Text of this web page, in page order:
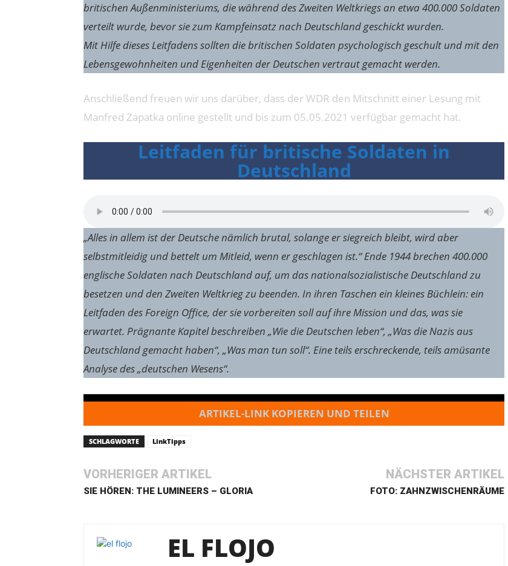
britischen Außenministeriums, die während des Zweiten Weltkriegs an etwa 400.000 Soldaten
verteilt wurde, bevor sie zum Kampfeinsatz nach Deutschland geschickt wurden.
Mit Hilfe dieses Leitfadens sollten die britischen Soldaten psychologisch geschult und mit den
Lebensgewohnheiten und Eigenheiten der Deutschen vertraut gemacht werden.
Anschließend freuen wir uns darüber, dass der WDR den Mitschnitt einer Lesung mit
Manfred Zapatka online gestellt und bis zum 05.05.2021 verfügbar gemacht hat.
Leitfaden für britische Soldaten in
Deutschland
„Alles in allem ist der Deutsche nämlich brutal, solange er siegreich bleibt, wird aber
selbstmitleidig und bettelt um Mitleid, wenn er geschlagen ist.“ Ende 1944 brechen 400.000
englische Soldaten nach Deutschland auf, um das nationalsozialistische Deutschland zu
besetzen und den Zweiten Weltkrieg zu beenden. In ihren Taschen ein kleines Büchlein: ein
Leitfaden des Foreign Office, der sie vorbereiten soll auf ihre Mission und das, was sie
erwartet. Prägnante Kapitel beschreiben „Wie die Deutschen leben“, „Was die Nazis aus
Deutschland gemacht haben“, „Was man tun soll“. Eine teils erschreckende, teils amüsante
Analyse des „deutschen Wesens“.
ARTIKEL-LINK KOPIEREN UND TEILEN
SCHLAGWORTE LinkTipps
VORHERIGER ARTIKEL
SIE HÖREN: THE LUMINEERS – GLORIA
NÄCHSTER ARTIKEL
FOTO: ZAHNZWISCHENRÄUME
EL FLOJO